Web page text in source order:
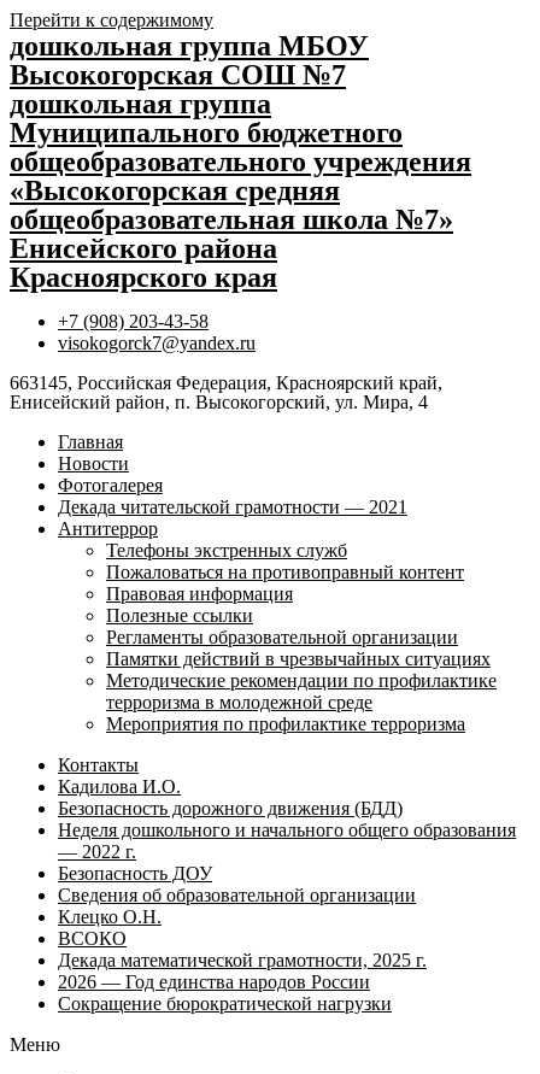
Перейти к содержимому
дошкольная группа МБОУ
Высокогорская СОШ №7
дошкольная группа
Муниципального бюджетного
общеобразовательного учреждения
«Высокогорская средняя
общеобразовательная школа №7»
Енисейского района
Красноярского края
+7 (908) 203-43-58
visokogorck7@yandex.ru
663145, Российская Федерация, Красноярский край,
Енисейский район, п. Высокогорский, ул. Мира, 4
Главная
Новости
Фотогалерея
Декада читательской грамотности — 2021
Антитеррор
Телефоны экстренных служб
Пожаловаться на противоправный контент
Правовая информация
Полезные ссылки
Регламенты образовательной организации
Памятки действий в чрезвычайных ситуациях
Методические рекомендации по профилактике
терроризма в молодежной среде
Мероприятия по профилактике терроризма
Контакты
Кадилова И.О.
Безопасность дорожного движения (БДД)
Неделя дошкольного и начального общего образования
— 2022 г.
Безопасность ДОУ
Сведения об образовательной организации
Клецко О.Н.
ВСОКО
Декада математической грамотности, 2025 г.
2026 — Год единства народов России
Сокращение бюрократической нагрузки
Меню